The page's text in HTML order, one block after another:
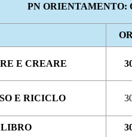
PN
E CREARE
E RICICLO